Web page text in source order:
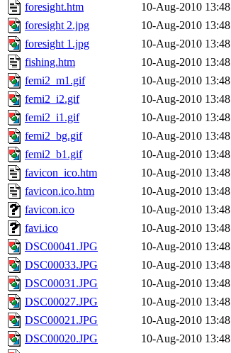
foresight.htm
10-Aug-2010 13:48
foresight 2.jpg
10-Aug-2010 13:48
foresight 1.jpg
10-Aug-2010 13:48
fishing.htm
10-Aug-2010 13:48
femi2_m1.gif
10-Aug-2010 13:48
femi2_i2.gif
10-Aug-2010 13:48
femi2_i1.gif
10-Aug-2010 13:48
femi2_bg.gif
10-Aug-2010 13:48
femi2_b1.gif
10-Aug-2010 13:48
favicon_ico.htm
10-Aug-2010 13:48
favicon.ico.htm
10-Aug-2010 13:48
favicon.ico
10-Aug-2010 13:48
favi.ico
10-Aug-2010 13:48
DSC00041.JPG
10-Aug-2010 13:48
DSC00033.JPG
10-Aug-2010 13:48
DSC00031.JPG
10-Aug-2010 13:48
DSC00027.JPG
10-Aug-2010 13:48
DSC00021.JPG
10-Aug-2010 13:48
DSC00020.JPG
10-Aug-2010 13:48